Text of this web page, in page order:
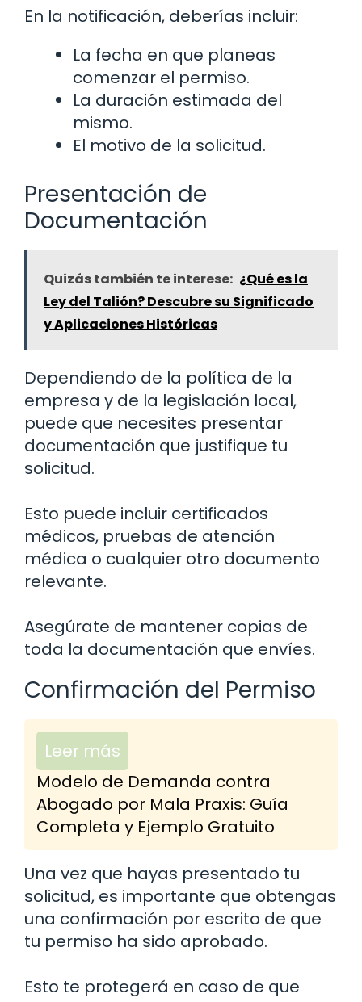
En la notificación, deberías incluir:
La fecha en que planeas
comenzar el permiso.
La duración estimada del
mismo.
El motivo de la solicitud.
Presentación de
Documentación
Quizás también te interese: ¿Qué es la
Ley del Talión? Descubre su Significado
y Aplicaciones Históricas
Dependiendo de la política de la
empresa y de la legislación local,
puede que necesites presentar
documentación que justifique tu
solicitud.
Esto puede incluir certificados
médicos, pruebas de atención
médica o cualquier otro documento
relevante.
Asegúrate de mantener copias de
toda la documentación que envíes.
Confirmación del Permiso
Leer más
Modelo de Demanda contra
Abogado por Mala Praxis: Guía
Completa y Ejemplo Gratuito
Una vez que hayas presentado tu
solicitud, es importante que obtengas
una confirmación por escrito de que
tu permiso ha sido aprobado.
Esto te protegerá en caso de que